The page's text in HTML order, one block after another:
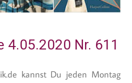
4.05.2020 Nr. 611
kannst Du jeden Montag